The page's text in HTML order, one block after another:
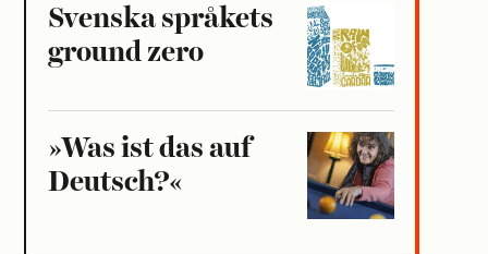
Svenska språkets
ground zero
»Was ist das auf
Deutsch?«